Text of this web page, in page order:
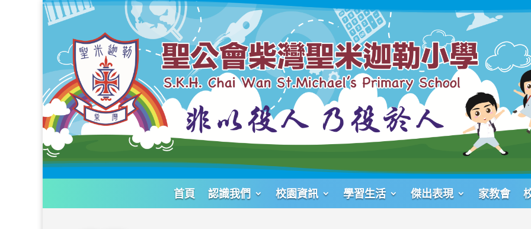
首頁 認識我們 校園資訊 學習生活 傑出表現 家教會